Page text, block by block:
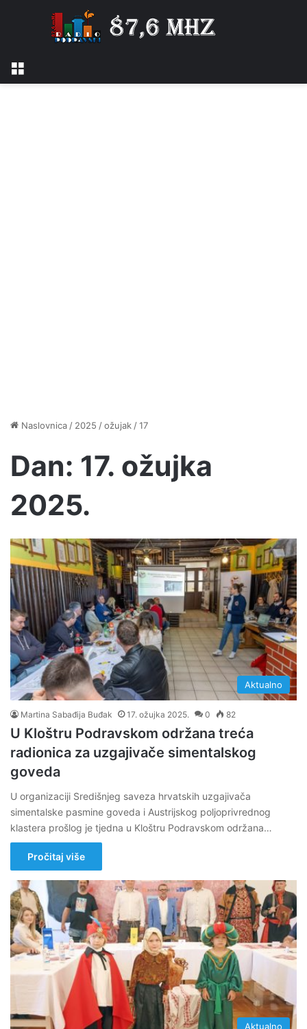
Naslovnica / 2025 /ožujak /17
Dan: 17. ožujka
2025.
Aktualno
Martina Sabađija Buđak 17. ožujka 2025. 0 82
U Kloštru Podravskom održana treća
radionica za uzgajivače simentalskog
goveda
U organizaciji Središnjeg saveza hrvatskih uzgajivača
simentalske pasmine goveda i Austrijskog poljoprivrednog
klastera prošlog je tjedna u Kloštru Podravskom održana…
Pročitaj više
Aktualno